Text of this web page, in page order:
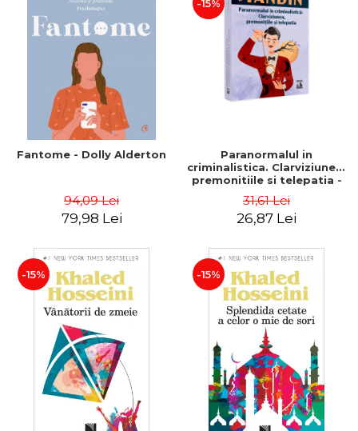
Fantome - Dolly Alderton
94,09 Lei
79,98 Lei
-15%
Paranormalul in
criminalistica. Clarviziunea,
premonitiile si telepatia -
31,61 Lei
26,87 Lei
-15% -15%